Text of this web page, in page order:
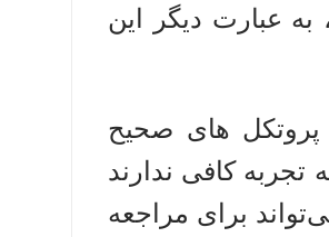
عبارت دیگر این
های صحیح
کافی ندارند
برای مراجعه